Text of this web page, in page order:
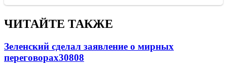
ЧИТАЙТЕ ТАКЖЕ
Зеленский сделал заявление о мирных
переговорах30808